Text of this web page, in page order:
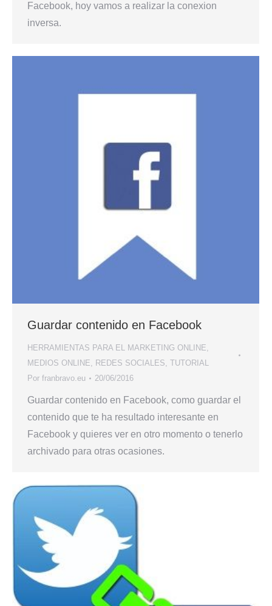
Facebook, hoy vamos a realizar la conexion
inversa.
Guardar contenido en Facebook
HERRAMIENTAS PARA EL MARKETING ONLINE,
MEDIOS ONLINE, REDES SOCIALES, TUTORIAL
Por franbravo.eu 20/06/2016
Guardar contenido en Facebook, como guardar el
contenido que te ha resultado interesante en
Facebook y quieres ver en otro momento o tenerlo
archivado para otras ocasiones.